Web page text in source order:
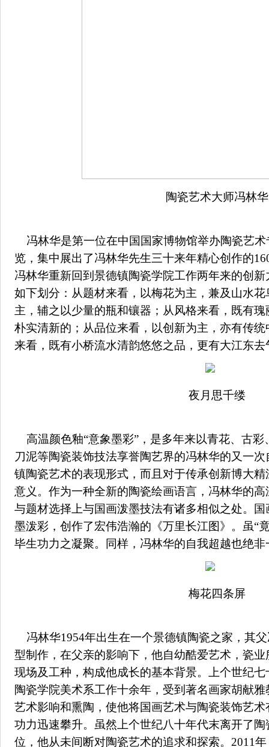
陶瓷艺术大师冯林华
冯林华是第一位在中国国家博物馆举办陶瓷艺
览，集中展出了冯林华先生三十来年精心创作的
冯林华重新回到景德镇陶瓷学院工作两年来的创
如下划分：从题材来看，以梅花为主，兼及山水
主，辅之以少量的瓶和镶器；从风格来看，既有
朴实清新的；从品位来看，以创新为主，亦有传
来看，既有小桥流水清韵悠悠之品，更有大江东
夜月思千缕
高温颜色釉“意象墨彩”，是多年来以青花、古彩
刀泥等陶瓷装饰技法享誉陶艺界的冯林华的又一
镇陶瓷艺术的表现形式，而且对于传承创新博大
意义。作为一种全新的陶瓷绘画语言，冯林华的高
与题材选择上与国画泼墨技法有诸多相似之处。
墨泼彩，创作了宏伟浩瀚的《万里长江图》。虽“
毕生功力之凝聚。同样，冯林华的自我超越也绝
梅花四条屏
冯林华1954年出生在一个景德镇陶瓷之家，其
型制作，在父亲的影响下，他自幼酷爱艺术，瓷
现场及工种，构成他成长的基本背景。上个世纪
陶瓷学院美术系工作十余年，受到著名画家胡献
艺术影响和熏陶，使他将国画艺术与陶瓷装饰艺
功力迅速攀升。虽然上个世纪八十年代末离开了
位，他从未间断对陶瓷艺术的追求和探索。2011